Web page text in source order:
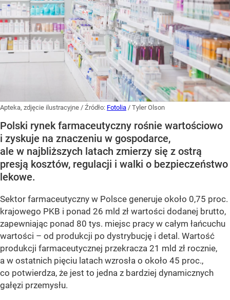
Apteka, zdjęcie ilustracyjne / Źródło: Fotolia / Tyler Olson
Polski rynek farmaceutyczny rośnie wartościowo
i zyskuje na znaczeniu w gospodarce,
ale w najbliższych latach zmierzy się z ostrą
presją kosztów, regulacji i walki o bezpieczeństwo
lekowe.
Sektor farmaceutyczny w Polsce generuje około 0,75 proc.
krajowego PKB i ponad 26 mld zł wartości dodanej brutto,
zapewniając ponad 80 tys. miejsc pracy w całym łańcuchu
wartości – od produkcji po dystrybucję i detal. Wartość
produkcji farmaceutycznej przekracza 21 mld zł rocznie,
a w ostatnich pięciu latach wzrosła o około 45 proc.,
co potwierdza, że jest to jedna z bardziej dynamicznych
gałęzi przemysłu.